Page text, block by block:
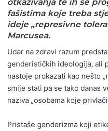
otkazivanja te ih se
fašistima koje treba
ideje „represivne
Marcusea.
Udar na zdravi razum
genderističkih ideologija, ali
nastoje prokazati kao nešto
smije stati pa se tako danas
naziva „osobama koje
Pristaše genderizma koji